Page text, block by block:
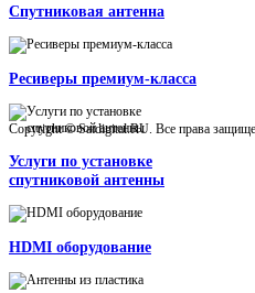
Спутниковая антенна
Ресиверы премиум-класса
Услуги по установке
спутниковой антенны
HDMI оборудование
Copyright © Satdigital.RU. Все права